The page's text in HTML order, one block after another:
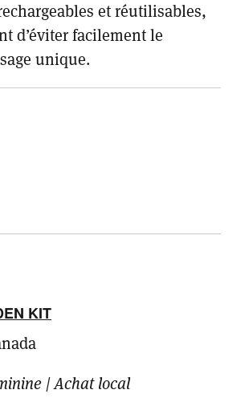
et réutilisables,
d’éviter facilement le
unique.
KIT
| Achat local